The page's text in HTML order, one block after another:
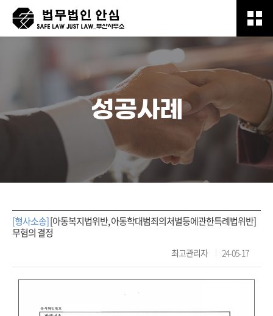
성공사례
[형사소송][아동복지법위반, 아동학대범죄의처벌등에관한특례법위반]
무혐의 결정
최고관리자 24-05-17